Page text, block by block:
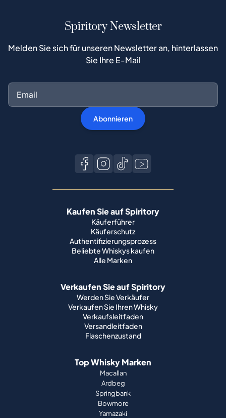
Spiritory Newsletter
Melden Sie sich für unseren Newsletter an, hinterlassen
Sie Ihre E-Mail
Abonnieren
Kaufen Sie auf Spiritory
Käuferführer
Käuferschutz
Authentifizierungsprozess
Beliebte Whiskys kaufen
Alle Marken
Verkaufen Sie auf Spiritory
Werden Sie Verkäufer
Verkaufen Sie Ihren Whisky
Verkaufsleitfaden
Versandleitfaden
Flaschenzustand
Top Whisky Marken
Macallan
Ardbeg
Springbank
Bowmore
Yamazaki